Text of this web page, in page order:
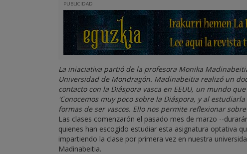
PUBLICIDAD
La iniaciativa partió de la profesora Monika
Universidad de Mondragón. Madinabeitia realizó un
contacto con la Diáspora vasca en EEUU, un mundo
'Conocemos muy poco sobre la Diáspora, y al
formas de ser vascos. Ello nos permite reflexionar
Las clases comenzarón el pasado mes de marzo --
quienes han escogido estudiar esta asignatura optativa
impartiendo la clase por primera vez en nuestra
Madinabeitia.